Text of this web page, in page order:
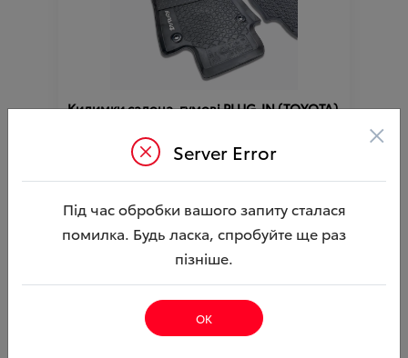
Килимки салона, гумові PLUG-IN (TOYOTA)
Ціна аксесуара
Ціна з встановленням
Артикул:000002657
Server Error ×
Під час обробки вашого запиту сталася
помилка. Будь ласка, спробуйте ще раз
пізніше.
ОК